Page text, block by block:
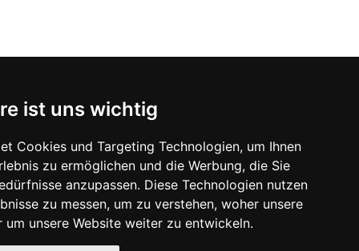
ist uns wichtig
Cookies und Targeting Technologien, um Ihnen
zu ermöglichen und die Werbung, die Sie
anzupassen. Diese Technologien nutzen
zu messen, um zu verstehen, woher unsere
um unsere Website weiter zu entwickeln.